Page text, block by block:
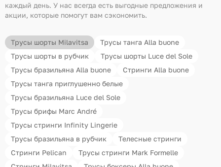
каждый день. У нас всегда есть выгодные предложения и
акции, которые помогут вам сэкономить.
Трусы шорты Milavitsa
Трусы танга Alla buone
Трусы шорты в рубчик
Трусы шорты Luce del Sole
Трусы бразильяна Alla buone
Стринги Alla buone
Трусы танга приглушенно белые
Трусы бразильяна Luce del Sole
Трусы брифы Marc André
Трусы стринги Infinity Lingerie
Трусы бразильяна в рубчик
Телесные стринги
Стринги Pelican
Трусы стринги Mark Formelle